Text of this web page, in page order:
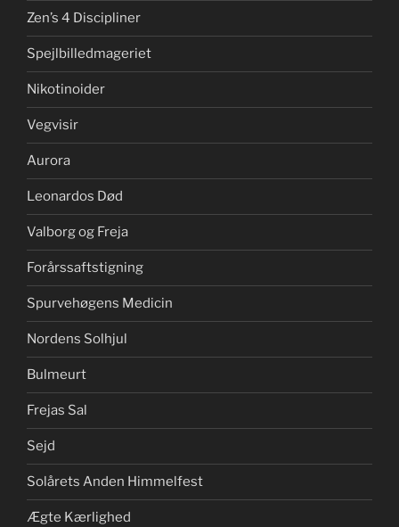
Zen’s 4 Discipliner
Spejlbilledmageriet
Nikotinoider
Vegvisir
Aurora
Leonardos Død
Valborg og Freja
Forårssaftstigning
Spurvehøgens Medicin
Nordens Solhjul
Bulmeurt
Frejas Sal
Sejd
Solårets Anden Himmelfest
Ægte Kærlighed